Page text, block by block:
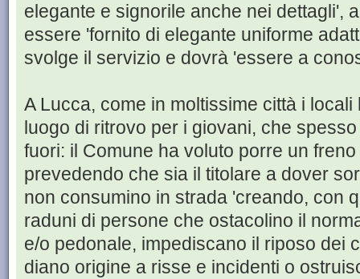
elegante e signorile anche nei dettagli',
essere 'fornito di elegante uniforme
svolge il servizio e dovrà 'essere a
A Lucca, come in moltissime città i
luogo di ritrovo per i giovani, che
fuori: il Comune ha voluto porre un
prevedendo che sia il titolare a dover
non consumino in strada 'creando, con
raduni di persone che ostacolino il
e/o pedonale, impediscano il riposo dei
diano origine a risse e incidenti o